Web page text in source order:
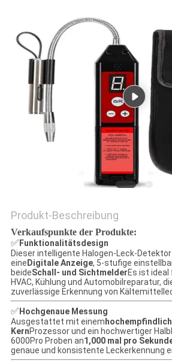
Produkt-Beschreibung
Verkaufspunkte der Produkte:
✅ Funktionalitätsdesign
Dieser intelligente Halogen-Leck-
eine Digitale Anzeige, 5-stufige
beideSchall- und SichtmelderEs ist
HVAC, Kühlung und Automobilreparatur,
zuverlässige Erkennung von
✅ Hochgenaue Messung
Ausgestattet mit einem
KernProzessor und ein hochwertiger
6000Pro Proben an1,000 mal pro
genaue und konsistente Leckerkennung